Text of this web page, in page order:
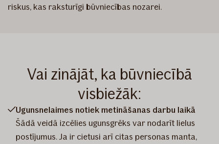
riskus, kas raksturīgi būvniecības nozarei.
Vai zinājāt, ka būvniecībā
visbiežāk:
Ugunsnelaimes notiek metināšanas darbu laikā
Šādā veidā izcēlies ugunsgrēks var nodarīt lielus
postījumus. Ja ir cietusi arī citas personas manta,